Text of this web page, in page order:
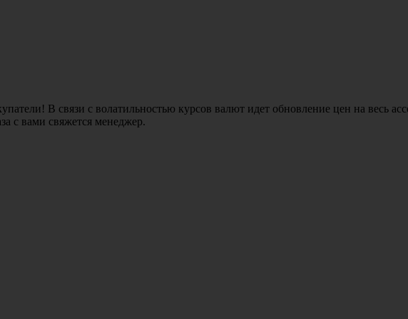
В связи с волатильностью курсов валют идет обновление цен на весь
с вами свяжется менеджер.